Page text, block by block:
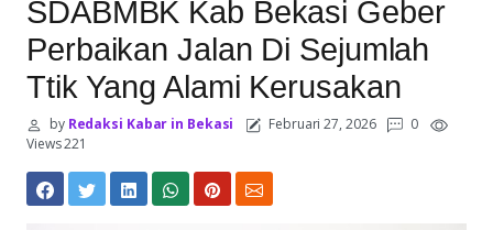
SDABMBK Kab Bekasi Geber
Perbaikan Jalan Di Sejumlah
Ttik Yang Alami Kerusakan
byRedaksi Kabar in Bekasi Februari 27, 2026
0
Views 221